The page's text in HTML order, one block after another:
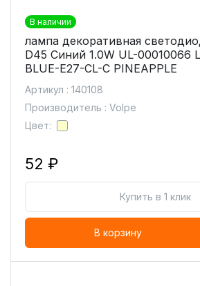
В наличии
лампа декоративная
D45 Синий 1.0W UL-00010066
BLUE-E27-CL-С PINEAPPLE
Артикул : 140108
Производитель : Volpe
Цвет:
52 ₽
Купить в 1 клик
В корзину